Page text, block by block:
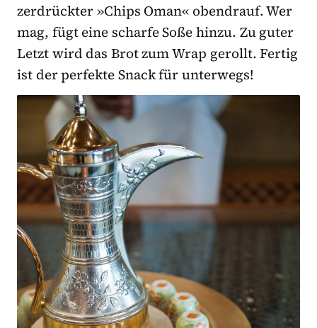
zerdrückter »Chips Oman« obendrauf. Wer
mag, fügt eine scharfe Soße hinzu. Zu guter
Letzt wird das Brot zum Wrap gerollt. Fertig
ist der perfekte Snack für unterwegs!